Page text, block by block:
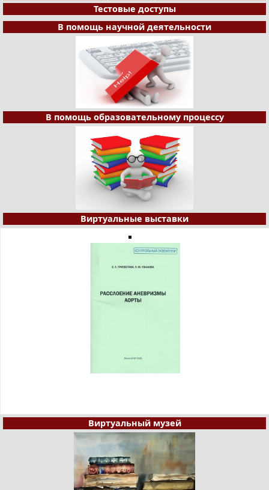
Тестовые доступы
В помощь научной деятельности
В помощь образовательному процессу
Виртуальные выставки
Виртуальный музей